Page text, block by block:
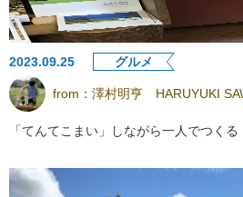
2023.09.25 グルメ
from： 澤村明亨 HARUYUKI
「てんてこまい」しながら一人でつく